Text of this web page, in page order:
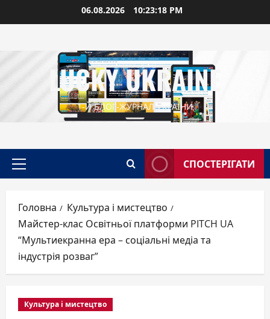
до
06.08.2026 10:23:18 PM
LUCKY UKRAINE
1-Й БЛОГ-ЖУРНАЛ УКРАЇНИ
Головне
СПОСТЕРІГАТИ
Головна
Культура і мистецтво
Майстер-клас Освітньої платформи PITCH UA
“Мультиекранна ера – соціальні медіа та
індустрія розваг”
Культура і мистецтво